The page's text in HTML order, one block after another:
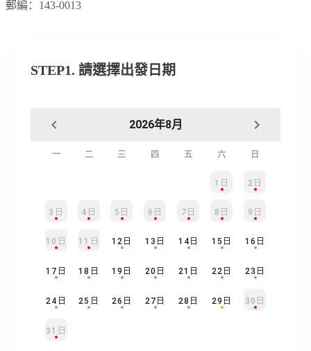
郵編： 143-0013
STEP1. 請選擇出發日期
2026年8月
一 二 三 四 五 六 日
1日 2日
3日 4日 5日 6日 7日 8日 9日
10日 11日 12日 13日 14日 15日 16日
17日 18日 19日 20日 21日 22日 23日
24日 25日 26日 27日 28日 29日 30日
31日